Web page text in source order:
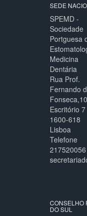
SEDE
SPEMD -
Sociedade
Portguesa
Medicina
Dentária
Rua Prof.
Fernando
Escritório 7
1600-618
Lisboa
Telefone
217520056
CONSELHO
DO SUL